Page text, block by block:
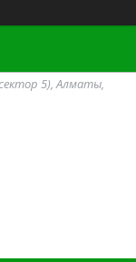
5), Алматы,